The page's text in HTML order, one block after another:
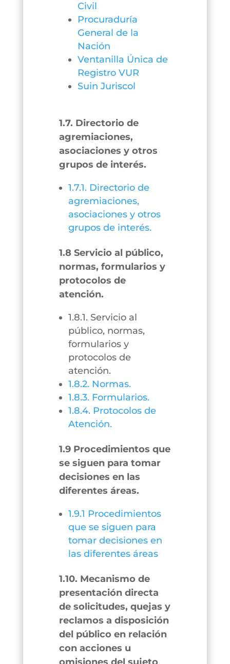
Civil
Procuraduría
General de la
Nación
Ventanilla Única de
Registro VUR
Suin Juriscol
1.7. Directorio de
agremiaciones,
asociaciones y otros
grupos de interés.
1.7.1. Directorio de
agremiaciones,
asociaciones y otros
grupos de interés.
1.8 Servicio al público,
normas, formularios y
protocolos de
atención.
1.8.1. Servicio al
público, normas,
formularios y
protocolos de
atención.
1.8.2. Normas.
1.8.3. Formularios.
1.8.4. Protocolos de
Atención.
1.9 Procedimientos que
se siguen para tomar
decisiones en las
diferentes áreas.
1.9.1 Procedimientos
que se siguen para
tomar decisiones en
las diferentes áreas
1.10. Mecanismo de
presentación directa
de solicitudes, quejas y
reclamos a disposición
del público en relación
con acciones u